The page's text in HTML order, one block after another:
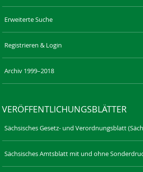
Erweiterte Suche
Registrieren & Login
Archiv 1999–2018
VERÖFFENTLICHUNGSBLÄTTER
Sächsisches Gesetz- und Verordnungsblatt
Sächsisches Amtsblatt mit und ohne